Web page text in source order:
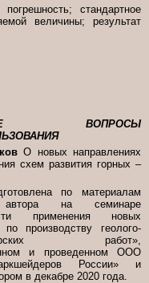
стандартное
величины; результат
ВОПРОСЫ
О новых направлениях
схем развития горных –
по материалам
автора на семинаре
применения новых
по производству геолого-
работ»,
и проведенном ООО
России» и
в декабре 2020 года.